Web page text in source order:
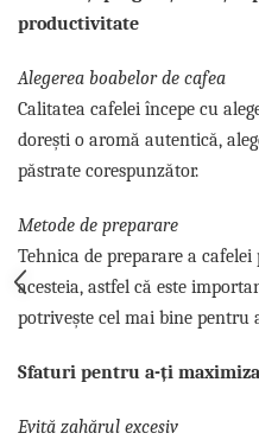
productivitate
Alegerea boabelor de cafea
Calitatea cafelei începe cu
dorești o aromă autentică,
păstrate corespunzător.
Metode de preparare
Tehnica de preparare a
acesteia, astfel că este
potrivește cel mai bine pentru
Sfaturi pentru a-ți
Evită zahărul excesiv